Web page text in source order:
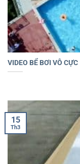
VIDEO BỂ BƠI VÔ CỰC
15
Th3